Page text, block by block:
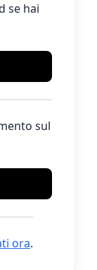
se hai
sul
ora.